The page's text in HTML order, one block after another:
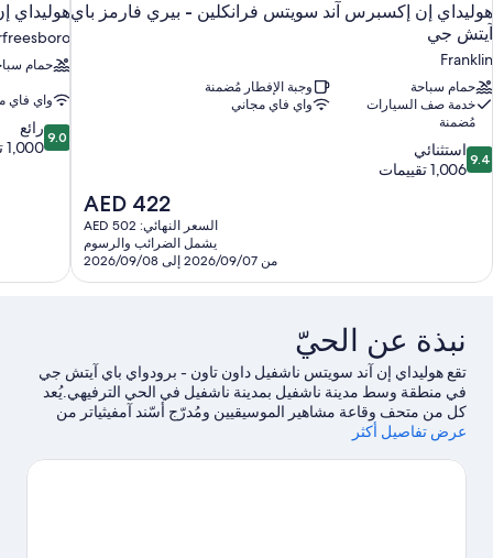
هوليداي إن إكسبرس آند سويتس فرانكلين - بيري فارمز باي
آيتش جي
Franklin
حمام سباحة
وجبة الإفطار مُضمنة
خدمة صف السيارات
مُضمنة
واي فاي مجاني
9.4
من
9.4 استثنائي
1,006 تقييمات
السعر
الحالي
هو
AED
422
AED 422
السعر النهائي: AED 502
يشمل الضرائب والرسوم
من 2026/09/07 إلى 2026/09/08
هوليداي
حمام
واي فاي
9.0
من
9.0 رائع
1,000 تقييم
نبذة عن الحيّ
تقع هوليداي إن آند سويتس ناشفيل داون تاون - برودواي باي آيتش جي
في منطقة وسط مدينة ناشفيل بمدينة ناشفيل في الحي الترفيهي.يُعد
كل من متحف وقاعة مشاهير الموسيقيين ومُدرّج أسّند آمفيثياتر من
المعالم الثقافية البارزة في المنطقة.هل ترغب في الاستمتاع بحضور
نيسان.يحب النزلاء الموقع موقع مركزي الخاص بـ الفندق.
عرض تفاصيل أكثر